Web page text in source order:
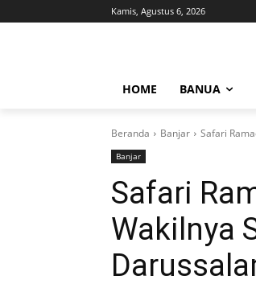
Kamis, Agustus 6, 2026
HOME BANUA
Beranda Banjar Safari
Banjar
Safari
Wakilnya